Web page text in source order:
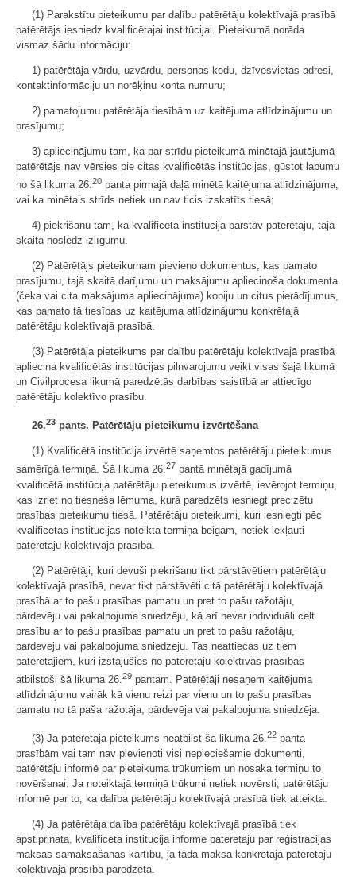
(1) Parakstītu pieteikumu par dalību patērētāju kolektīvajā prasībā
patērētājs iesniedz kvalificētajai institūcijai. Pieteikumā norāda
vismaz šādu informāciju:
1) patērētāja vārdu, uzvārdu, personas kodu, dzīvesvietas adresi,
kontaktinformāciju un norēķinu konta numuru;
2) pamatojumu patērētāja tiesībām uz kaitējuma atlīdzinājumu un
prasījumu;
3) apliecinājumu tam, ka par strīdu pieteikumā minētajā jautājumā
patērētājs nav vērsies pie citas kvalificētās institūcijas, gūstot labumu
no šā likuma 26. 20 panta pirmajā daļā minētā kaitējuma atlīdzinājuma,
vai ka minētais strīds netiek un nav ticis izskatīts tiesā;
4) piekrišanu tam, ka kvalificētā institūcija pārstāv patērētāju, tajā
skaitā noslēdz izlīgumu.
(2) Patērētājs pieteikumam pievieno dokumentus, kas pamato
prasījumu, tajā skaitā darījumu un maksājumu apliecinoša dokumenta
(čeka vai cita maksājuma apliecinājuma) kopiju un citus pierādījumus,
kas pamato tā tiesības uz kaitējuma atlīdzinājumu konkrētajā
patērētāju kolektīvajā prasībā.
(3) Patērētāja pieteikums par dalību patērētāju kolektīvajā prasībā
apliecina kvalificētās institūcijas pilnvarojumu veikt visas šajā likumā
un Civilprocesa likumā paredzētās darbības saistībā ar attiecīgo
patērētāju kolektīvo prasību.
26.23 pants. Patērētāju pieteikumu izvērtēšana
(1) Kvalificētā institūcija izvērtē saņemtos patērētāju pieteikumus
samērīgā termiņā. Šā likuma 26.27 pantā minētajā gadījumā
kvalificētā institūcija patērētāju pieteikumus izvērtē, ievērojot termiņu,
kas izriet no tiesneša lēmuma, kurā paredzēts iesniegt precizētu
prasības pieteikumu tiesā. Patērētāju pieteikumi, kuri iesniegti pēc
kvalificētās institūcijas noteiktā termiņa beigām, netiek iekļauti
patērētāju kolektīvajā prasībā.
(2) Patērētāji, kuri devuši piekrišanu tikt pārstāvētiem patērētāju
kolektīvajā prasībā, nevar tikt pārstāvēti citā patērētāju kolektīvajā
prasībā ar to pašu prasības pamatu un pret to pašu ražotāju,
pārdevēju vai pakalpojuma sniedzēju, kā arī nevar individuāli celt
prasību ar to pašu prasības pamatu un pret to pašu ražotāju,
pārdevēju vai pakalpojuma sniedzēju. Tas neattiecas uz tiem
patērētājiem, kuri izstājušies no patērētāju kolektīvās prasības
atbilstoši šā likuma 26. 29 pantam. Patērētāji nesaņem kaitējuma
atlīdzinājumu vairāk kā vienu reizi par vienu un to pašu prasības
pamatu no tā paša ražotāja, pārdevēja vai pakalpojuma sniedzēja.
(3) Ja patērētāja pieteikums neatbilst šā likuma 26.22 panta
prasībām vai tam nav pievienoti visi nepieciešamie dokumenti,
patērētāju informē par pieteikuma trūkumiem un nosaka termiņu to
novēršanai. Ja noteiktajā termiņā trūkumi netiek novērsti, patērētāju
informē par to, ka dalība patērētāju kolektīvajā prasībā tiek atteikta.
(4) Ja patērētāja dalība patērētāju kolektīvajā prasībā tiek
apstiprināta, kvalificētā institūcija informē patērētāju par reģistrācijas
maksas samaksāšanas kārtību, ja tāda maksa konkrētajā patērētāju
kolektīvajā prasībā paredzēta.